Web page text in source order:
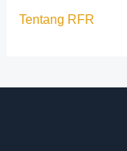
Tentang RFR